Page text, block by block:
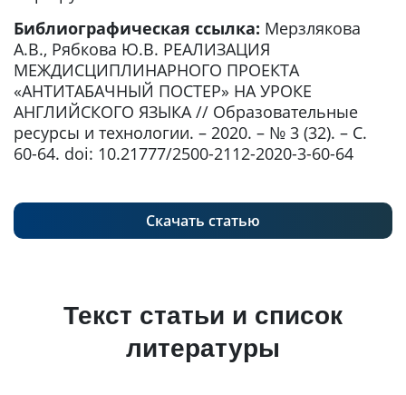
Библиографическая ссылка: Мерзлякова
А.В., Рябкова Ю.В. РЕАЛИЗАЦИЯ
МЕЖДИСЦИПЛИНАРНОГО ПРОЕКТА
«АНТИТАБАЧНЫЙ ПОСТЕР» НА УРОКЕ
АНГЛИЙСКОГО ЯЗЫКА // Образовательные
ресурсы и технологии. – 2020. – № 3 (32). – С.
60-64. doi: 10.21777/2500-2112-2020-3-60-64
Скачать статью
Текст статьи и список
литературы